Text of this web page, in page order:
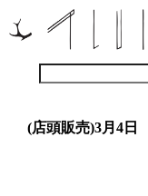
(店頭販売)3月4日